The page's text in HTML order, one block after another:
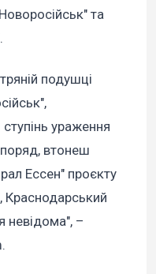
та
подушці
ураження
втонеш
Ессен" проєкту
Краснодарський
невідома", –